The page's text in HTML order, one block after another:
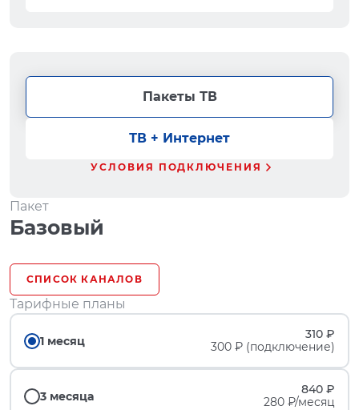
Пакеты ТВ
ТВ + Интернет
УСЛОВИЯ ПОДКЛЮЧЕНИЯ
Пакет
Базовый
СПИСОК КАНАЛОВ
Тарифные планы
1 месяц
310 ₽
300 ₽ (подключение)
3 месяца
840 ₽
280 ₽/месяц